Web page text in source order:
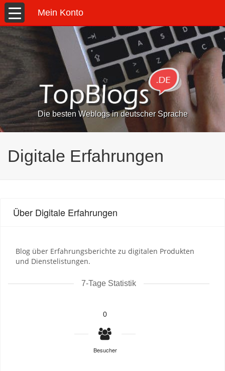
Mein Konto
Die besten Weblogs in deutscher Sprache
Digitale Erfahrungen
Über Digitale Erfahrungen
Blog über Erfahrungsberichte zu digitalen Produkten
und Dienstelistungen.
7-Tage Statistik
0
Besucher